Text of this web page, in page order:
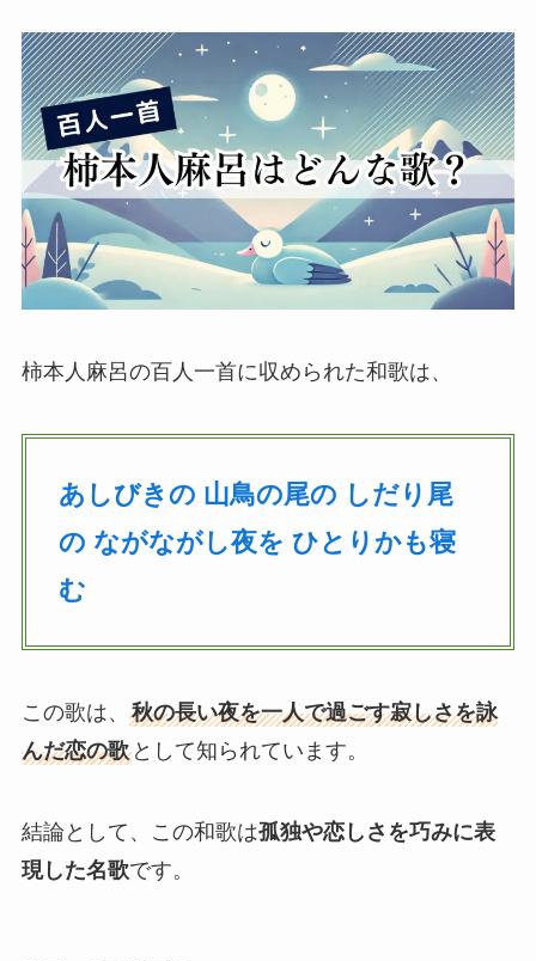
柿本人麻呂の百人一首に収められた和歌は、
あしびきの 山鳥の尾の しだり尾
の ながながし夜を ひとりかも寝
む
この歌は、 秋の長い夜を一人で過ごす寂しさを詠
んだ恋の歌として知られています。
結論として、この和歌は孤独や恋しさを巧みに表
現した名歌です。